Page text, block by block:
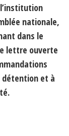
nationale,
dans le
lettre ouverte
détention et à